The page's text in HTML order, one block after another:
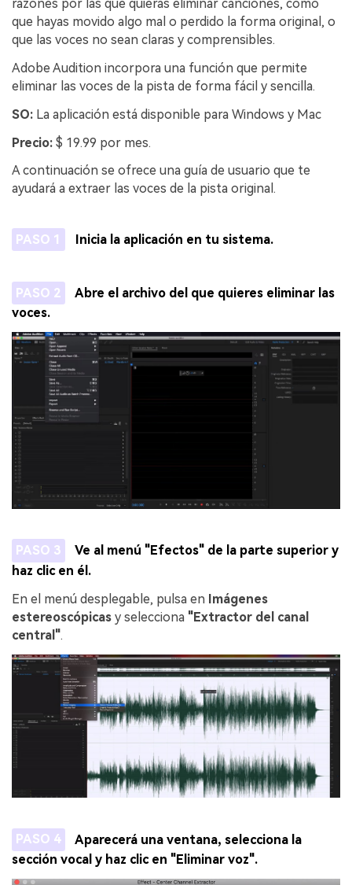
razones por las que quieras eliminar canciones, como
que hayas movido algo mal o perdido la forma original, o
que las voces no sean claras y comprensibles.
Adobe Audition incorpora una función que permite
eliminar las voces de la pista de forma fácil y sencilla.
SO: La aplicación está disponible para Windows y Mac
Precio: $ 19.99 por mes.
A continuación se ofrece una guía de usuario que te
ayudará a extraer las voces de la pista original.
PASO 1 Inicia la aplicación en tu sistema.
PASO 2
Abre el archivo del que quieres eliminar las
voces.
PASO 3
Ve al menú "Efectos" de la parte superior y
haz clic en él.
En el menú desplegable, pulsa en Imágenes
estereoscópicas y selecciona "Extractor del canal
central".
PASO 4
Aparecerá una ventana, selecciona la
sección vocal y haz clic en "Eliminar voz".